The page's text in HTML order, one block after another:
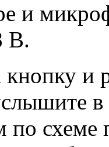
и
В.
и
в
по схеме